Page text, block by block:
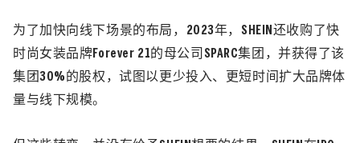
为了加快向线下场景的布局，2023年，SHEIN还收购了快
时尚女装品牌Forever 21的母公司SPARC集团，并获得了该
集团30%的股权，试图以更少投入、更短时间扩大品牌体
量与线下规模。